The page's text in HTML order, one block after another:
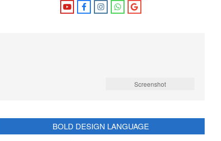
Screenshot
BOLD DESIGN LANGUAGE